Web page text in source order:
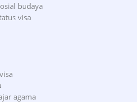
budaya
visa
agama